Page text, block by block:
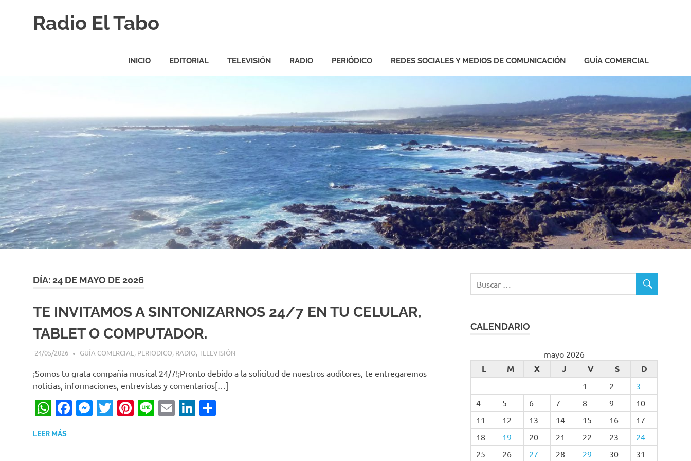
contenidoRadio El Tabo
INICIO EDITORIAL TELEVISIÓN RADIO PERIÓDICO REDES SOCIALES Y MEDIOS DE COMUNICACIÓN GUÍA COMERCIAL
DÍA:24 DE MAYO DE 2026
TE INVITAMOS A SINTONIZARNOS 24/7 EN TU CELULAR,
TABLET O COMPUTADOR.
24/05/2026 EDITOR-RET
GUÍA COMERCIAL, PERIODICO, RADIO,TELEVISIÓN
¡Somos tu grata compañía musical 24/7!¡Pronto debido a la solicitud de nuestros auditores, te entregaremos
noticias, informaciones, entrevistas y comentarios[…]
WhatsApp
Facebook
Messenger
Twitter
Pinterest
LineEmailLinkedIn
LEER MÁS
CALENDARIO
mayo 2026
L M X J V S D
1 2
3
4
5 6 7 8 9
10
11
12 13 14 15 16
17
18
19 20 21 22 23
24
25
26 27 28 29 30 31